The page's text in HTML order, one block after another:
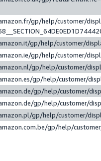
gp/help/customer/
gp/help/customer/
gp/help/customer/
gp/help/customer/
gp/help/customer/
gp/help/customer/
gp/help/customer/
gp/help/customer/
gp/help/